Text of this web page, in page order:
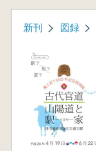
新刊 図録